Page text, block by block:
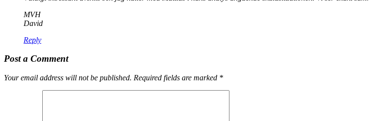
MVH
David
Reply
Post a Comment
Your email address will not be published. Required fields are marked *